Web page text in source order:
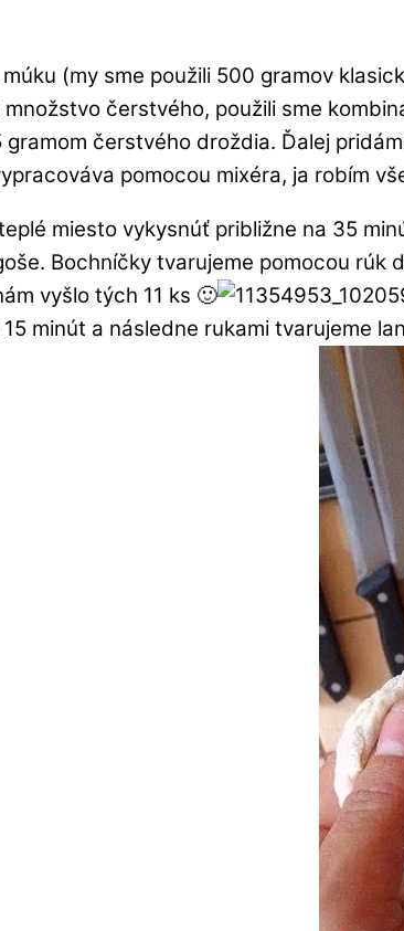
(my sme použili 500 gramov
čerstvého, použili sme
čerstvého droždia. Ďalej
pomocou mixéra, ja robím
miesto vykysnúť približne na 35
Bochníčky tvarujeme pomocou rúk
vyšlo tých 11 ks 🙂
minút a následne rukami tvarujeme